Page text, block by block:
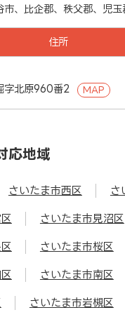
市、比企郡、秩父郡、児玉
住所
字北原960番2
MAP
応地域
さいたま市西区 さ
さいたま市見沼区
さいたま市桜区
さいたま市南区
さいたま市岩槻区